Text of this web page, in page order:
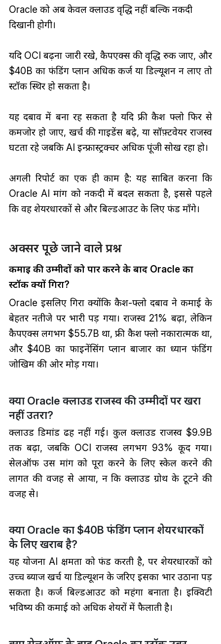
Oracle को अब केवल क्लाउड वृद्धि नहीं बल्कि नकदी
दिखानी होगी।
यदि OCI बढ़ना जारी रखे, कैपएक्स की वृद्धि रुक जाए, और
$40B का फंडिंग प्लान अधिक कर्ज या डिल्यूशन न लाए तो
स्टॉक स्थिर हो सकता है।
यह दबाव में बना रह सकता है यदि फ्री कैश फ्लो फिर से
कमजोर हो जाए, खर्च की गाइडेंस बढ़े, या सॉफ़्टवेयर राजस्व
घटता रहे जबकि AI इन्फ्रास्ट्रक्चर अधिक पूंजी सोख रहा हो।
अगली रिपोर्ट का एक ही काम है: यह साबित करना कि
Oracle AI मांग को नकदी में बदल सकता है, इससे पहले
कि वह शेयरधारकों से और बिल्डआउट के लिए फंड माँगे।
अक्सर पूछे जाने वाले प्रश्न
कमाई की उम्मीदों को पार करने के बाद Oracle का
स्टॉक क्यों गिरा?
Oracle इसलिए गिरा क्योंकि कैश-फ्लो दबाव ने कमाई के
बेहतर नतीजे पर भारी पड़ गया। राजस्व 21% बढ़ा, लेकिन
कैपएक्स लगभग $55.7B था, फ्री कैश फ्लो नकारात्मक था,
और $40B का फाइनेंसिंग प्लान बाजार का ध्यान फंडिंग
जोखिम की ओर मोड़ गया।
क्या Oracle क्लाउड राजस्व की उम्मीदों पर खरा
नहीं उतरा?
क्लाउड डिमांड ढह नहीं गई। कुल क्लाउड राजस्व $9.9B
तक बढ़ा, जबकि OCI राजस्व लगभग 93% कूद गया।
सेलऑफ उस मांग को पूरा करने के लिए स्केल करने की
लागत की वजह से आया, न कि क्लाउड ग्रोथ के टूटने की
वजह से।
क्या Oracle का $40B फंडिंग प्लान शेयरधारकों
के लिए खराब है?
यह योजना AI क्षमता को फंड करती है, पर शेयरधारकों को
उच्च ब्याज खर्च या डिल्यूशन के जरिए इसका भार उठाना पड़
सकता है। कर्ज बिल्डआउट को महंगा बनाता है। इक्विटी
भविष्य की कमाई को अधिक शेयरों में फैलाती है।